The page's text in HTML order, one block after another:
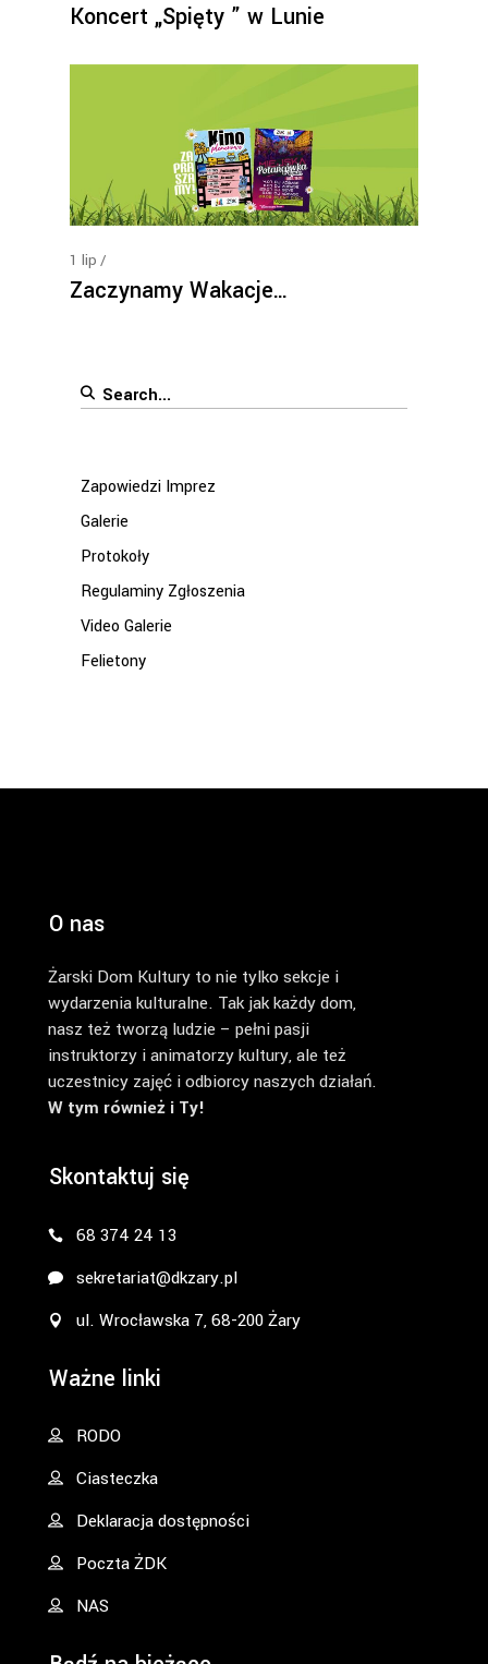
Koncert „Spięty ” w Lunie
1 lip
Zaczynamy Wakacje…
Search
Zapowiedzi Imprez
Galerie
Protokoły
Regulaminy Zgłoszenia
Video Galerie
Felietony
O nas
Żarski Dom Kultury to nie tylko sekcje i
wydarzenia kulturalne. Tak jak każdy dom,
nasz też tworzą ludzie – pełni pasji
instruktorzy i animatorzy kultury, ale też
uczestnicy zajęć i odbiorcy naszych działań.
W tym również i Ty!
Skontaktuj się
68 374 24 13
sekretariat@dkzary.pl
ul. Wrocławska 7, 68-200 Żary
Ważne linki
RODO
Ciasteczka
Deklaracja dostępności
Poczta ŻDK
NAS